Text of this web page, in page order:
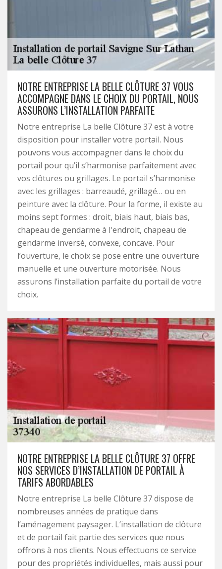
NOTRE ENTREPRISE LA BELLE CLÔTURE 37 VOUS
ACCOMPAGNE DANS LE CHOIX DU PORTAIL, NOUS
ASSURONS L’INSTALLATION PARFAITE
Notre entreprise La belle Clôture 37 est à votre
disposition pour installer votre portail. Nous
pouvons vous accompagner dans le choix du
portail pour qu’il s’harmonise parfaitement avec
vos clôtures ou grillages. Le portail s’harmonise
avec les grillages : barreaudé, grillagé… ou en
peinture avec la clôture. Pour la forme, il existe au
moins sept formes : droit, biais haut, biais bas,
chapeau de gendarme à l'endroit, chapeau de
gendarme inversé, convexe, concave. Pour
l’ouverture, le choix se pose entre une ouverture
manuelle et une ouverture motorisée. Nous
assurons l’installation parfaite du portail de votre
choix.
NOTRE ENTREPRISE LA BELLE CLÔTURE 37 OFFRE
NOS SERVICES D’INSTALLATION DE PORTAIL À
TARIFS ABORDABLES
Notre entreprise La belle Clôture 37 dispose de
nombreuses années de pratique dans
l’aménagement paysager. L’installation de clôture
et de portail fait partie des services que nous
offrons à nos clients. Nous effectuons ce service
pour des propriétés individuelles, mais aussi pour